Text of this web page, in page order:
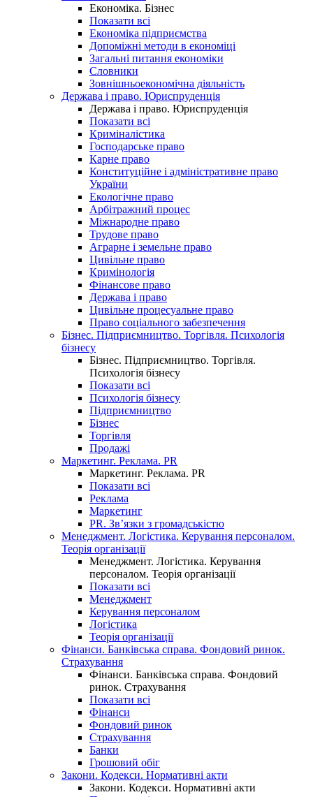
Економіка. Бізнес
Показати всі
Економіка підприємства
Допоміжні методи в економіці
Загальні питання економіки
Словники
Зовнішньоекономічна діяльність
Держава і право. Юриспруденція
Держава і право. Юриспруденція
Показати всі
Криміналістика
Господарське право
Карне право
Конституційне і адміністративне право
України
Екологічне право
Арбітражний процес
Міжнародне право
Трудове право
Аграрне і земельне право
Цивільне право
Кримінологія
Фінансове право
Держава і право
Цивільне процесуальне право
Право соціального забезпечення
Бізнес. Підприємництво. Торгівля. Психологія
бізнесу
Бізнес. Підприємництво. Торгівля.
Психологія бізнесу
Показати всі
Психологія бізнесу
Підприємництво
Бізнес
Торгівля
Продажі
Маркетинг. Реклама. PR
Маркетинг. Реклама. PR
Показати всі
Реклама
Маркетинг
PR. Зв’язки з громадськістю
Менеджмент. Логістика. Керування персоналом.
Теорія організації
Менеджмент. Логістика. Керування
персоналом. Теорія організації
Показати всі
Менеджмент
Керування персоналом
Логістика
Теорія організації
Фінанси. Банківська справа. Фондовий ринок.
Страхування
Фінанси. Банківська справа. Фондовий
ринок. Страхування
Показати всі
Фінанси
Фондовий ринок
Страхування
Банки
Грошовий обіг
Закони. Кодекси. Нормативні акти
Закони. Кодекси. Нормативні акти